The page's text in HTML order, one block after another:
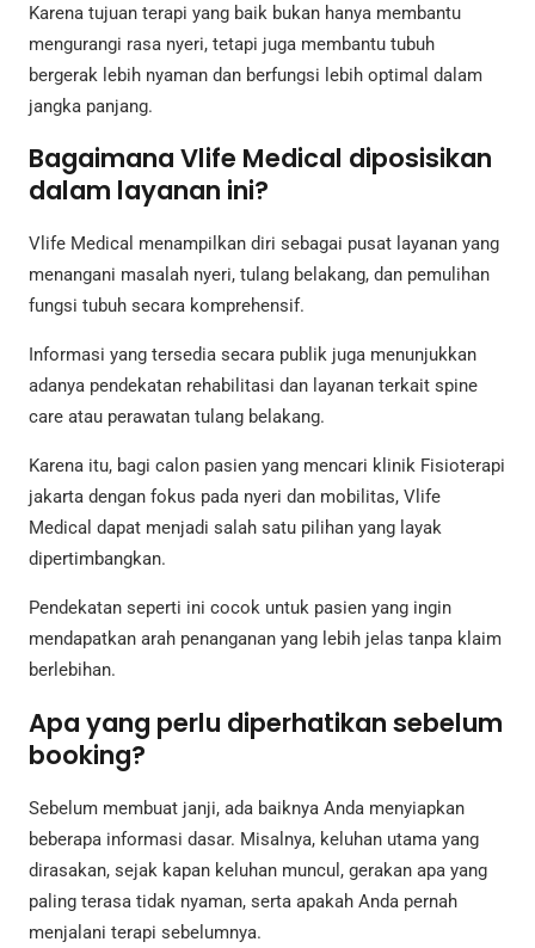
Karena tujuan terapi yang baik bukan hanya membantu
mengurangi rasa nyeri, tetapi juga membantu tubuh
bergerak lebih nyaman dan berfungsi lebih optimal dalam
jangka panjang.
Bagaimana Vlife Medical diposisikan
dalam layanan ini?
Vlife Medical menampilkan diri sebagai pusat layanan yang
menangani masalah nyeri, tulang belakang, dan pemulihan
fungsi tubuh secara komprehensif.
Informasi yang tersedia secara publik juga menunjukkan
adanya pendekatan rehabilitasi dan layanan terkait spine
care atau perawatan tulang belakang.
Karena itu, bagi calon pasien yang mencari klinik Fisioterapi
jakarta dengan fokus pada nyeri dan mobilitas, Vlife
Medical dapat menjadi salah satu pilihan yang layak
dipertimbangkan.
Pendekatan seperti ini cocok untuk pasien yang ingin
mendapatkan arah penanganan yang lebih jelas tanpa klaim
berlebihan.
Apa yang perlu diperhatikan sebelum
booking?
Sebelum membuat janji, ada baiknya Anda menyiapkan
beberapa informasi dasar. Misalnya, keluhan utama yang
dirasakan, sejak kapan keluhan muncul, gerakan apa yang
paling terasa tidak nyaman, serta apakah Anda pernah
menjalani terapi sebelumnya.